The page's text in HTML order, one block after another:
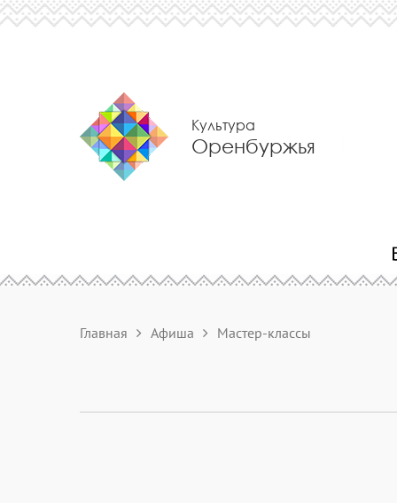
Культура
Оренбуржья
Главная Афиша Мастер-классы